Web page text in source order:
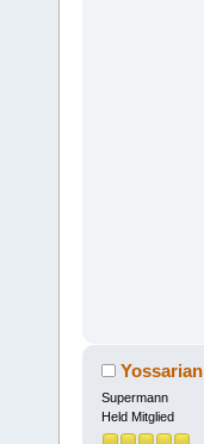
Yossarian
Supermann
Held Mitglied